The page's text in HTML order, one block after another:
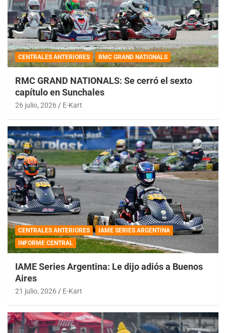
CENTRALES ANTERIORES RMC GRAND NATIONALS
RMC GRAND NATIONALS: Se cerró el sexto
capítulo en Sunchales
26 julio, 2026 E-Kart
CENTRALES ANTERIORES
IAME SERIES ARGENTINA
INFORME CENTRAL
IAME Series Argentina: Le dijo adiós a Buenos
Aires
21 julio, 2026 E-Kart